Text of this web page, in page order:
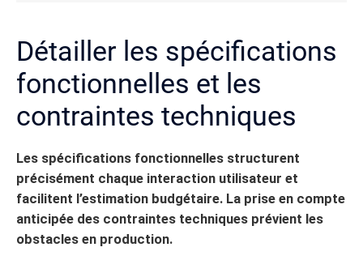
Détailler les spécifications
fonctionnelles et les
contraintes techniques
Les spécifications fonctionnelles structurent
précisément chaque interaction utilisateur et
facilitent l’estimation budgétaire. La prise en compte
anticipée des contraintes techniques prévient les
obstacles en production.